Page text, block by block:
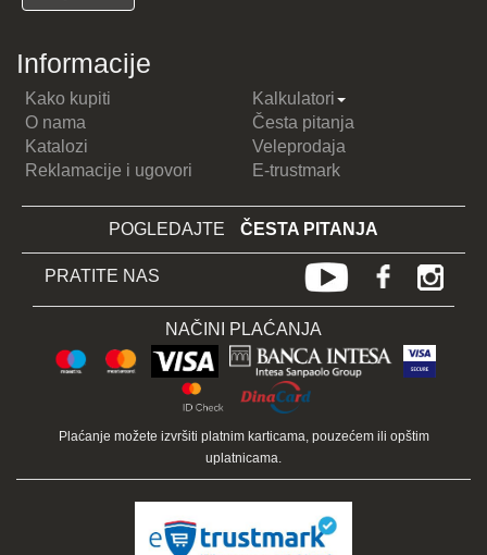
Informacije
Kako kupiti
Kalkulatori
O nama
Česta pitanja
Katalozi
Veleprodaja
Reklamacije i ugovori
E-trustmark
POGLEDAJTE ČESTA PITANJA
PRATITE NAS
NAČINI PLAĆANJA
Plaćanje možete izvršiti platnim karticama, pouzećem ili opštim
uplatnicama.